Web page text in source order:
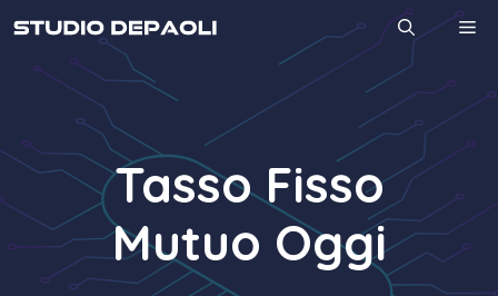
al
contenuto
Tasso Fisso
Mutuo Oggi